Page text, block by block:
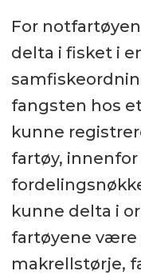
For
delta i fisket i
fangsten hos
kunne
fartøy,
kunne delta i
fartøyene
makrellstørje,